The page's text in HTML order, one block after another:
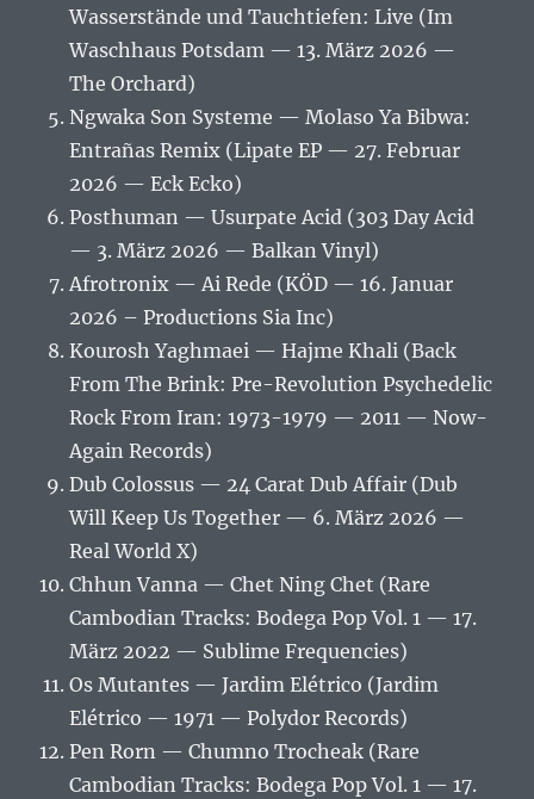
Wasserstände und Tauchtiefen: Live (Im
Waschhaus Potsdam — 13. März 2026 —
The Orchard)
Ngwaka Son Systeme — Molaso Ya Bibwa:
Entrañas Remix (Lipate EP — 27. Februar
2026 — Eck Ecko)
Posthuman — Usurpate Acid (303 Day Acid
— 3. März 2026 — Balkan Vinyl)
Afrotronix — Ai Rede (KÖD — 16. Januar
2026 – Productions Sia Inc)
Kourosh Yaghmaei — Hajme Khali (Back
From The Brink: Pre-Revolution Psychedelic
Rock From Iran: 1973-1979 — 2011 — Now-
Again Records)
Dub Colossus — 24 Carat Dub Affair (Dub
Will Keep Us Together — 6. März 2026 —
Real World X)
Chhun Vanna — Chet Ning Chet (Rare
Cambodian Tracks: Bodega Pop Vol. 1 — 17.
März 2022 — Sublime Frequencies)
Os Mutantes — Jardim Elétrico (Jardim
Elétrico — 1971 — Polydor Records)
Pen Rorn — Chumno Trocheak (Rare
Cambodian Tracks: Bodega Pop Vol. 1 — 17.